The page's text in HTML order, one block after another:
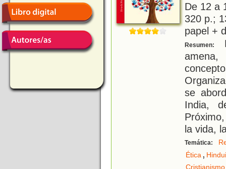
De 12 a
320 p.;
papel +
Resumen:
se
India,
la vida,
Temática:
Ética,
Cristianismo